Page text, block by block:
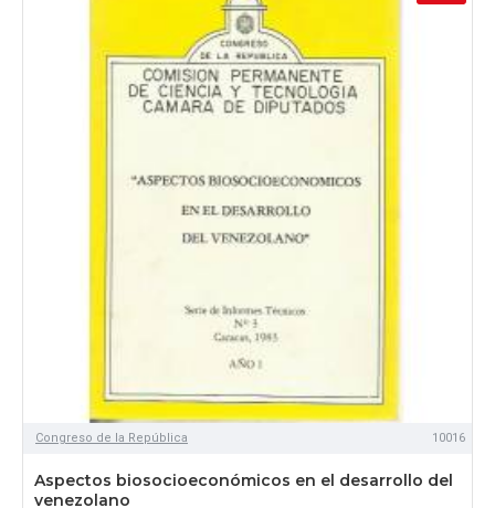
Congreso de la República 10016
Aspectos biosocioeconómicos en el desarrollo del
venezolano